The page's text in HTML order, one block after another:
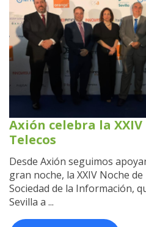
Axión celebra la
Telecos
Desde Axión seguimos
gran noche, la XXIV Noche
Sociedad de la Información,
Sevilla a ...